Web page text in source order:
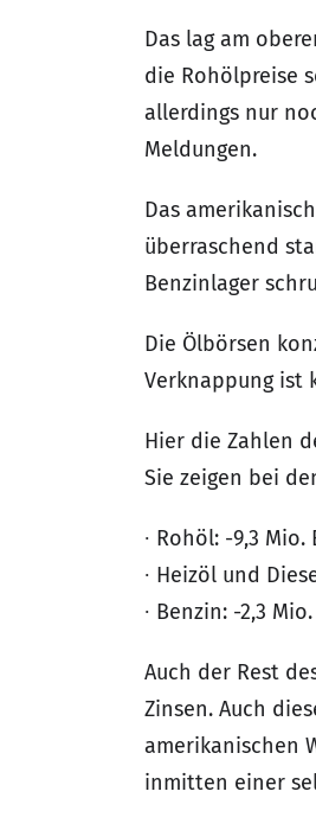
Das lag am
die Rohölpreise
allerdings nur
Meldungen.
Das
überraschend
Benzinlager
Die Ölbörsen
Verknappung ist
Hier die Zahlen
Sie zeigen bei
∙ Rohöl: -9,3 Mio.
∙ Heizöl und
∙ Benzin: -2,3
Auch der Rest
Zinsen. Auch
amerikanischen
inmitten einer